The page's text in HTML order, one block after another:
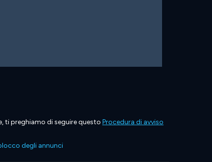
ti preghiamo di seguire questo Procedura di avviso
degli annunci